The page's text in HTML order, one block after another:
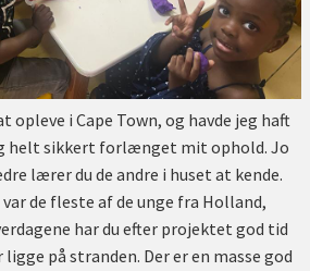
i Cape Town, og havde jeg haft
helt sikkert forlænget mit ophold. Jo
lærer du de andre i huset at kende.
var de fleste af de unge fra Holland,
har du efter projektet god tid
på stranden. Der er en masse god